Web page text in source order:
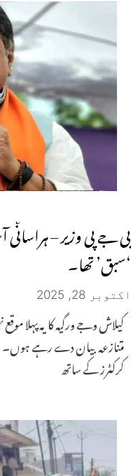
بی جے پی وزیر – ہراساںی
‘سبق’ تھا۔
اکتوبر 28, 2025
کیلاش وجے ورگیہ کا یہ پہلا
متنازعہ بیان دے رہے ہوں۔
کرکٹرز کے ساتھ